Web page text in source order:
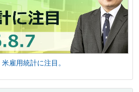
雇用統計に注目。